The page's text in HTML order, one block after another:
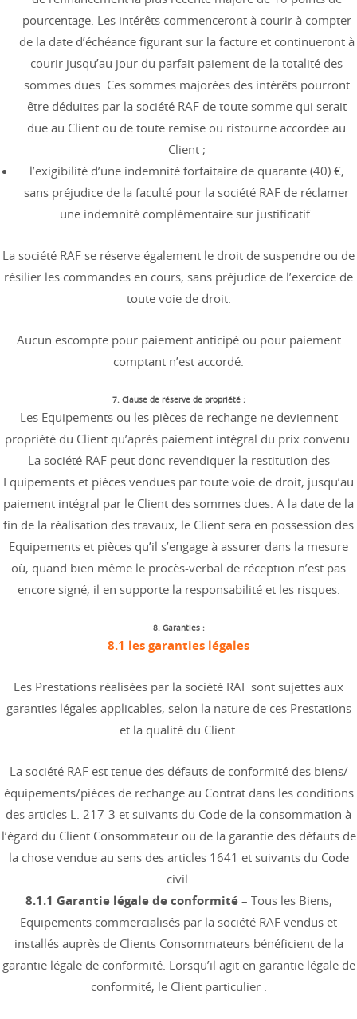
pourcentage. Les intérêts commenceront à courir à compter
de la date d’échéance figurant sur la facture et continueront à
courir jusqu’au jour du parfait paiement de la totalité des
sommes dues. Ces sommes majorées des intérêts pourront
être déduites par la société RAF de toute somme qui serait
due au Client ou de toute remise ou ristourne accordée au
Client ;
l’exigibilité d’une indemnité forfaitaire de quarante (40) €,
sans préjudice de la faculté pour la société RAF de réclamer
une indemnité complémentaire sur justificatif.
La société RAF se réserve également le droit de suspendre ou de
résilier les commandes en cours, sans préjudice de l’exercice de
toute voie de droit.
Aucun escompte pour paiement anticipé ou pour paiement
comptant n’est accordé.
7. Clause de réserve de propriété :
Les Equipements ou les pièces de rechange ne deviennent
propriété du Client qu’après paiement intégral du prix convenu.
La société RAF peut donc revendiquer la restitution des
Equipements et pièces vendues par toute voie de droit, jusqu’au
paiement intégral par le Client des sommes dues. A la date de la
fin de la réalisation des travaux, le Client sera en possession des
Equipements et pièces qu’il s’engage à assurer dans la mesure
où, quand bien même le procès-verbal de réception n’est pas
encore signé, il en supporte la responsabilité et les risques.
8. Garanties :
8.1 les garanties légales
Les Prestations réalisées par la société RAF sont sujettes aux
garanties légales applicables, selon la nature de ces Prestations
et la qualité du Client.
La société RAF est tenue des défauts de conformité des biens/
équipements/pièces de rechange au Contrat dans les conditions
des articles L. 217-3 et suivants du Code de la consommation à
l’égard du Client Consommateur ou de la garantie des défauts de
la chose vendue au sens des articles 1641 et suivants du Code
civil.
8.1.1 Garantie légale de conformité– Tous les Biens,
Equipements commercialisés par la société RAF vendus et
installés auprès de Clients Consommateurs bénéficient de la
garantie légale de conformité. Lorsqu’il agit en garantie légale de
conformité, le Client particulier :